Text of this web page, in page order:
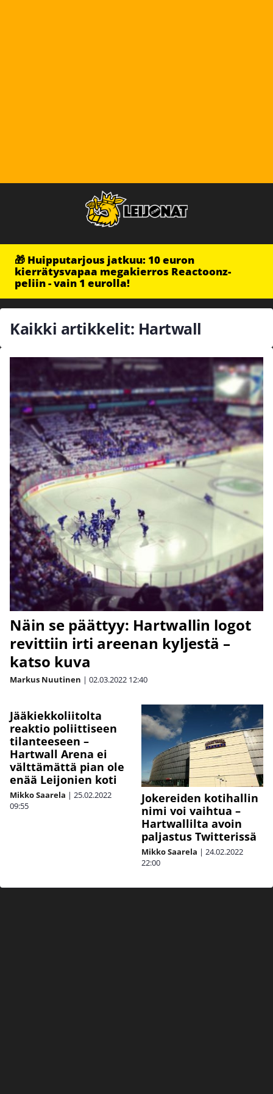
🎁 Huipputarjous jatkuu: 10 euron
kierrätysvapaa megakierros Reactoonz-
peliin - vain 1 eurolla!
Kaikki artikkelit: Hartwall
Näin se päättyy: Hartwallin logot
revittiin irti areenan kyljestä –
katso kuva
Markus Nuutinen | 02.03.2022 12:40
Jääkiekkoliitolta
reaktio poliittiseen
tilanteeseen –
Hartwall Arena ei
välttämättä pian ole
enää Leijonien koti
Mikko Saarela | 25.02.2022
09:55
Jokereiden kotihallin
nimi voi vaihtua –
Hartwallilta avoin
paljastus Twitterissä
Mikko Saarela | 24.02.2022
22:00